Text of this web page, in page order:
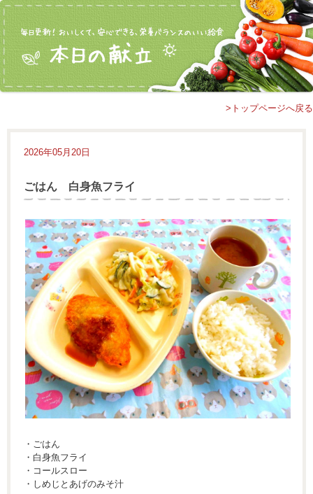
>トップページへ戻る
2026年05月20日
ごはん 白身魚フライ
・ごはん
・白身魚フライ
・コールスロー
・しめじとあげのみそ汁